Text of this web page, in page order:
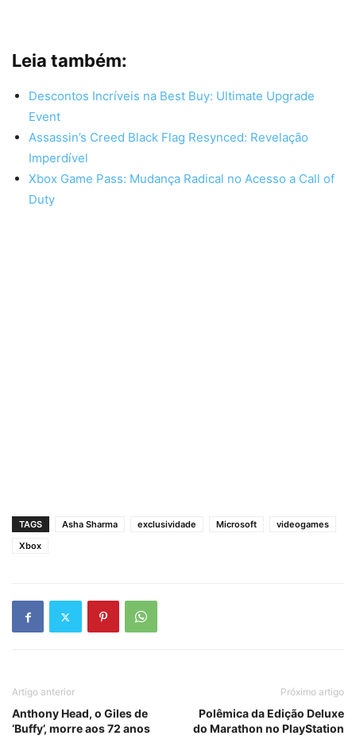
Leia também:
Descontos Incríveis na Best Buy: Ultimate Upgrade
Event
Assassin’s Creed Black Flag Resynced: Revelação
Imperdível
Xbox Game Pass: Mudança Radical no Acesso a Call of
Duty
TAGS Asha Sharma exclusividade Microsoft
videogames
Xbox
Artigo anterior
Anthony Head, o Giles de
‘Buffy’, morre aos 72 anos
Próximo artigo
Polêmica da Edição Deluxe
do Marathon no PlayStation